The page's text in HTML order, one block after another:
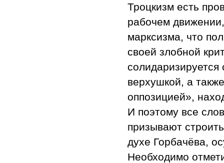
Троцкизм есть
рабочем
марксизма, что
своей злобной
верхушкой, а
оппозицией»,
И поэтому все
призывают
духе Горбачёва,
Необходимо